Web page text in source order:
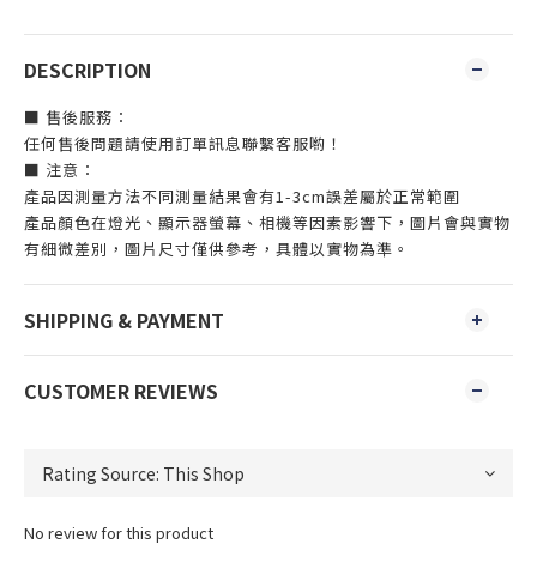
DESCRIPTION
■ 售後服務：
任何售後問題請使用訂單訊息聯繫客服喲！
■ 注意：
產品因測量方法不同測量結果會有1-3cm誤差屬於正常範圍
產品顏色在燈光、顯示器螢幕、相機等因素影響下，圖片會與實物
有細微差別，圖片尺寸僅供參考，具體以實物為準。
SHIPPING & PAYMENT
CUSTOMER REVIEWS
No review for this product